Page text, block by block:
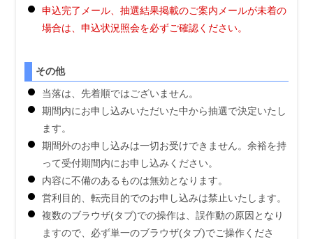
申込完了メール、抽選結果掲載のご案内メールが未着の
場合は、申込状況照会を必ずご確認ください。
その他
当落は、先着順ではございません。
期間内にお申し込みいただいた中から抽選で決定いたし
ます。
期間外のお申し込みは一切お受けできません。余裕を持
って受付期間内にお申し込みください。
内容に不備のあるものは無効となります。
営利目的、転売目的でのお申し込みは禁止いたします。
複数のブラウザ(タブ)での操作は、誤作動の原因となり
ますので、必ず単一のブラウザ(タブ)でご操作くださ